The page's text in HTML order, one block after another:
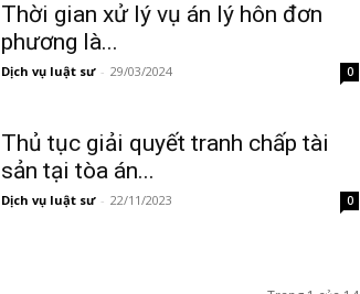
Thời gian xử lý vụ án lý hôn đơn
phương là...
Dịch vụ luật sư - 29/03/2024 0
Thủ tục giải quyết tranh chấp tài
sản tại tòa án...
Dịch vụ luật sư - 22/11/2023 0